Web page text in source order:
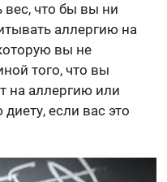
что бы вы ни
аллергию на
вы не
того, что вы
на аллергию или
если вас это